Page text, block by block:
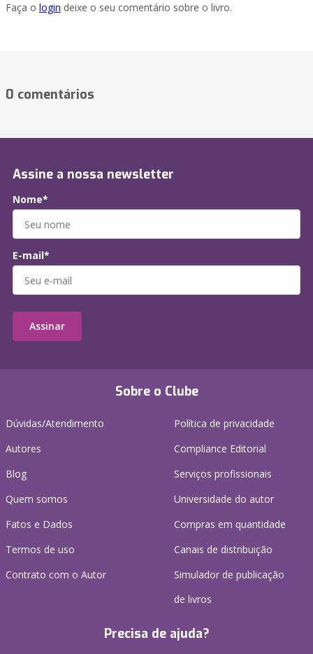
Faça o login deixe o seu comentário sobre o livro.
0 comentários
Sobre o Clube
Dúvidas/Atendimento
Autores
Blog
Quem somos
Fatos e Dados
Termos de uso
Contrato com o Autor
Política de privacidade
Compliance Editorial
Serviços profissionais
Universidade do autor
Compras em quantidade
Canais de distribuição
Simulador de publicação
de livros
Precisa de ajuda?
Assine a nossa newsletter
Nome*
E-mail*
Assinar